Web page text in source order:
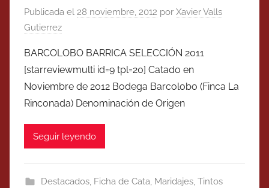
Publicada el 28 noviembre, 2012 por Xavier Valls
Gutierrez
BARCOLOBO BARRICA SELECCIÓN 2011
[starreviewmulti id=9 tpl=20] Catado en
Noviembre de 2012 Bodega Barcolobo (Finca La
Rinconada) Denominación de Origen
Seguir leyendo
Destacados, Ficha de Cata, Maridajes, Tintos